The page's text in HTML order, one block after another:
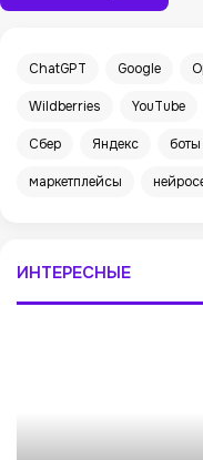
ChatGPT Google
Wildberries YouTube
Сбер Яндекс боты
маркетплейсы
ИНТЕРЕСНЫЕ